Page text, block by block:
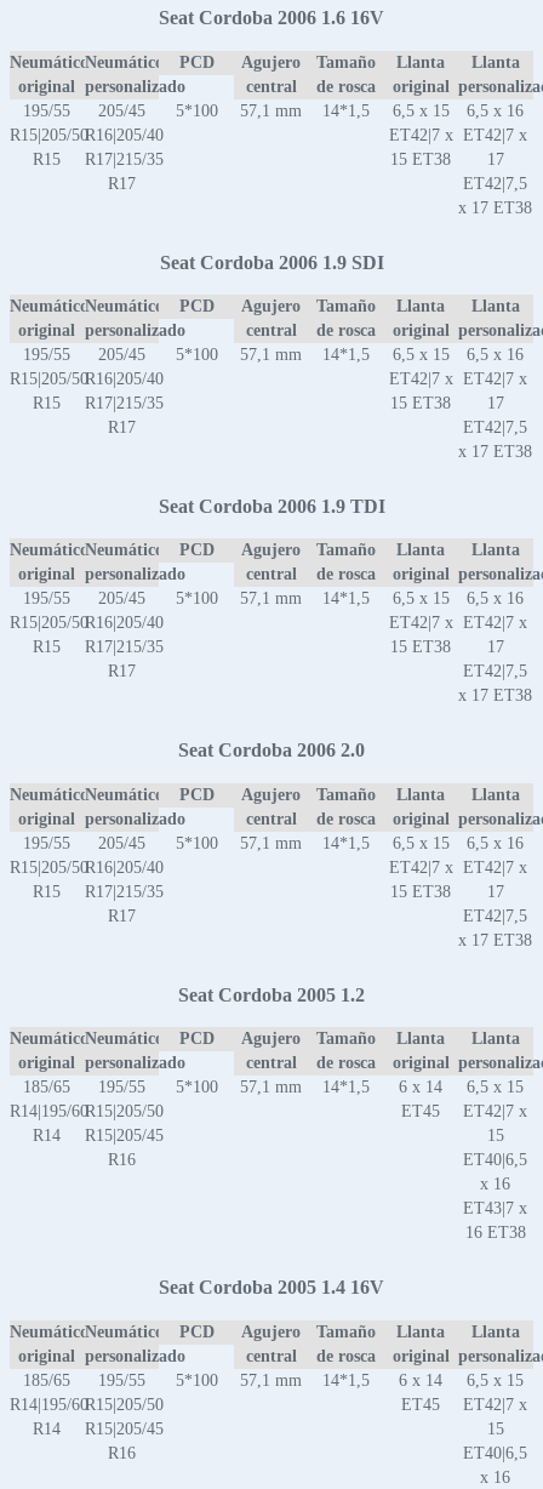
Seat Cordoba 2006 1.6 16V
Neumático
original
Neumático
personalizado
PCD
Agujero
central
Tamaño
de rosca
Llanta
original
Llanta
195/55
R15|205/50
R15
205/45
R16|205/40
R17|215/35
R17
5*100 57,1 mm 14*1,5
6,5 x 15
ET42|7 x
15 ET38
6,5 x 16
ET42|7 x
17
ET42|7,5
x 17 ET38
Seat Cordoba 2006 1.9 SDI
Neumático
original
Neumático
personalizado
PCD
Agujero
central
Tamaño
de rosca
Llanta
original
Llanta
195/55
R15|205/50
R15
205/45
R16|205/40
R17|215/35
R17
5*100 57,1 mm 14*1,5
6,5 x 15
ET42|7 x
15 ET38
6,5 x 16
ET42|7 x
17
ET42|7,5
x 17 ET38
Seat Cordoba 2006 1.9 TDI
Neumático
original
Neumático
personalizado
PCD
Agujero
central
Tamaño
de rosca
Llanta
original
Llanta
195/55
R15|205/50
R15
205/45
R16|205/40
R17|215/35
R17
5*100 57,1 mm 14*1,5
6,5 x 15
ET42|7 x
15 ET38
6,5 x 16
ET42|7 x
17
ET42|7,5
x 17 ET38
Seat Cordoba 2006 2.0
Neumático
original
Neumático
personalizado
PCD
Agujero
central
Tamaño
de rosca
Llanta
original
Llanta
195/55
R15|205/50
R15
205/45
R16|205/40
R17|215/35
R17
5*100 57,1 mm 14*1,5
6,5 x 15
ET42|7 x
15 ET38
6,5 x 16
ET42|7 x
17
ET42|7,5
x 17 ET38
Seat Cordoba 2005 1.2
Neumático
original
Neumático
personalizado
PCD
Agujero
central
Tamaño
de rosca
Llanta
original
Llanta
185/65
R14|195/60
R14
195/55
R15|205/50
R15|205/45
R16
5*100 57,1 mm 14*1,5
6 x 14
ET45
6,5 x 15
ET42|7 x
15
ET40|6,5
x 16
ET43|7 x
16 ET38
Seat Cordoba 2005 1.4 16V
Neumático
original
Neumático
personalizado
PCD
Agujero
central
Tamaño
de rosca
Llanta
original
Llanta
185/65
R14|195/60
R14
195/55
R15|205/50
R15|205/45
R16
5*100 57,1 mm 14*1,5
6 x 14
ET45
6,5 x 15
ET42|7 x
15
ET40|6,5
x 16